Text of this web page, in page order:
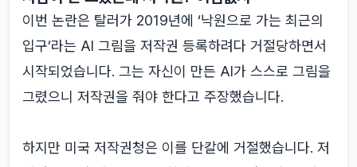
이번 논란은 탈러가 2019년에 ‘낙원으로 가는 최근의
입구’라는 AI 그림을 저작권 등록하려다 거절당하면서
시작되었습니다. 그는 자신이 만든 AI가 스스로 그림을
그렸으니 저작권을 줘야 한다고 주장했습니다.
하지만 미국 저작권청은 이를 단칼에 거절했습니다. 저